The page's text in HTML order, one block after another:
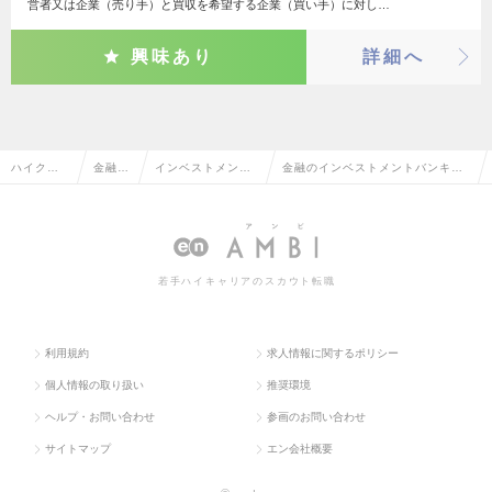
営者又は企業（売り手）と買収を希望する企業（買い手）に対し…
興味あり 詳細へ
ハイクラ 金融系 インベストメント 金融のインベストメントバンキン
若手ハイキャリアのスカウト転職
利用規約 求人情報に関するポリシー
個人情報の取り扱い 推奨環境
ヘルプ・お問い合わせ 参画のお問い合わせ
サイトマップ エン会社概要